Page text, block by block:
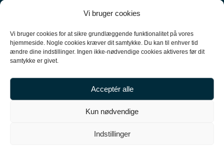
Vi bruger cookies
Vi bruger cookies for at sikre grundlæggende funktionalitet på vores
hjemmeside. Nogle cookies kræver dit samtykke. Du kan til enhver tid
ændre dine indstillinger. Ingen ikke-nødvendige cookies aktiveres før dit
samtykke er givet.
Acceptér alle
Kun nødvendige
Indstillinger
+45
hello@carpal.dk
Tonsbakken 16